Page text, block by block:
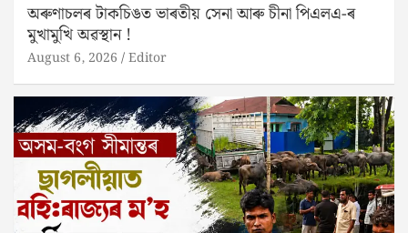
অৰুণাচলৰ টাকচিঙত ভাৰতীয় সেনা আৰু চীনা পিএলএ-ৰ
মুখামুখি অৱস্থান !
August 6, 2026 Editor